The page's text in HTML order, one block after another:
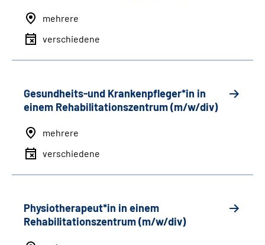
mehrere
verschiedene
Gesundheits-und Krankenpfleger*in in
einem Rehabilitationszentrum (m/w/div)
mehrere
verschiedene
Physiotherapeut*in in einem
Rehabilitationszentrum (m/w/div)